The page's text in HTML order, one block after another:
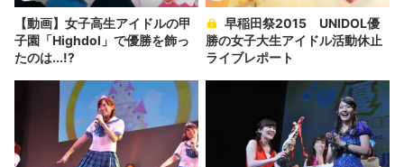
【動画】女子高生アイドルの甲
子園「Highdol」で優勝を飾っ
たのは...!?
勝の女子大生アイドル活動休止
ライブレポート